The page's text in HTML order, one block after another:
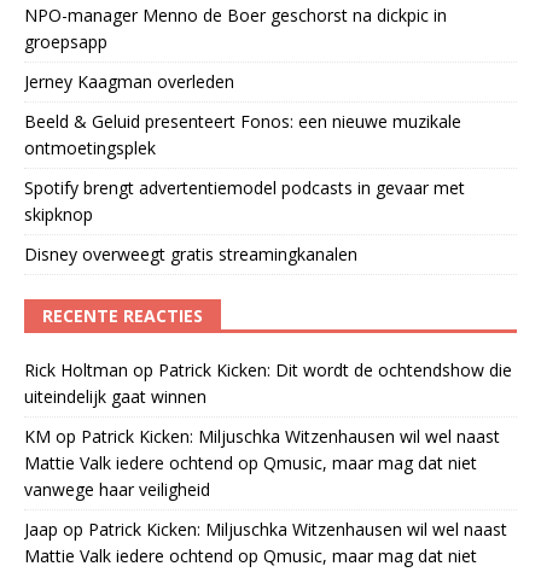
NPO-manager Menno de Boer geschorst na dickpic in
groepsapp
Jerney Kaagman overleden
Beeld & Geluid presenteert Fonos: een nieuwe muzikale
ontmoetingsplek
Spotify brengt advertentiemodel podcasts in gevaar met
skipknop
Disney overweegt gratis streamingkanalen
RECENTE REACTIES
Rick Holtman op Patrick Kicken: Dit wordt de ochtendshow die
uiteindelijk gaat winnen
KM op Patrick Kicken: Miljuschka Witzenhausen wil wel naast
Mattie Valk iedere ochtend op Qmusic, maar mag dat niet
vanwege haar veiligheid
Jaap op Patrick Kicken: Miljuschka Witzenhausen wil wel naast
Mattie Valk iedere ochtend op Qmusic, maar mag dat niet